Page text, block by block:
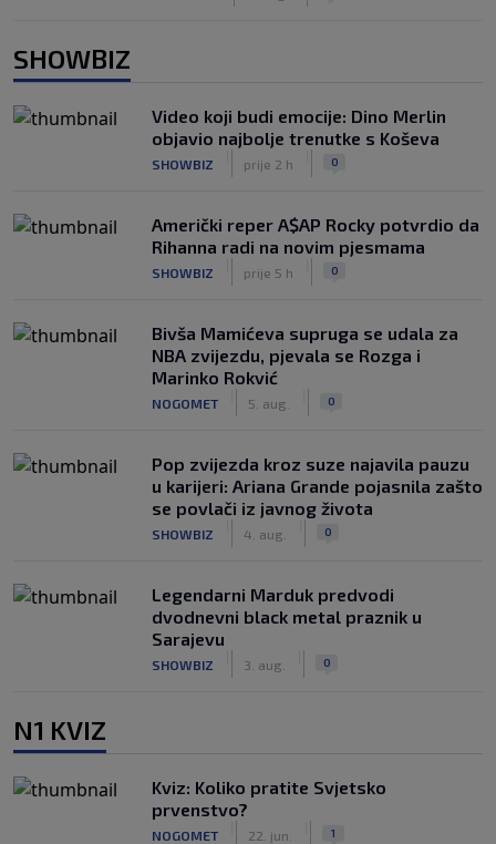
SHOWBIZ
Video koji budi emocije: Dino Merlin
objavio najbolje trenutke s Koševa
SHOWBIZ prije 2 h 0
Američki reper A$AP Rocky potvrdio da
Rihanna radi na novim pjesmama
SHOWBIZ prije 5 h 0
Bivša Mamićeva supruga se udala za
NBA zvijezdu, pjevala se Rozga i
Marinko Rokvić
NOGOMET 5. aug. 0
Pop zvijezda kroz suze najavila pauzu
u karijeri: Ariana Grande pojasnila zašto
se povlači iz javnog života
SHOWBIZ 4. aug. 0
Legendarni Marduk predvodi
dvodnevni black metal praznik u
Sarajevu
SHOWBIZ 3. aug. 0
N1 KVIZ
Kviz: Koliko pratite Svjetsko
prvenstvo?
NOGOMET 22. jun. 1